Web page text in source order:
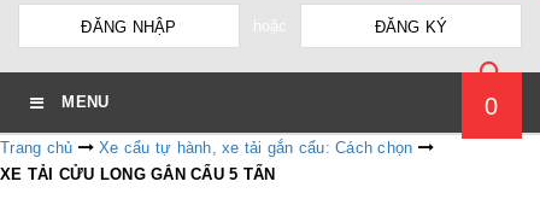
ĐĂNG NHẬP hoặc ĐĂNG KÝ
MENU 0
Trang chủ
Xe cẩu tự hành, xe tải gắn cẩu: Cách chọn
XE TẢI CỬU LONG GẮN CẨU 5 TẤN